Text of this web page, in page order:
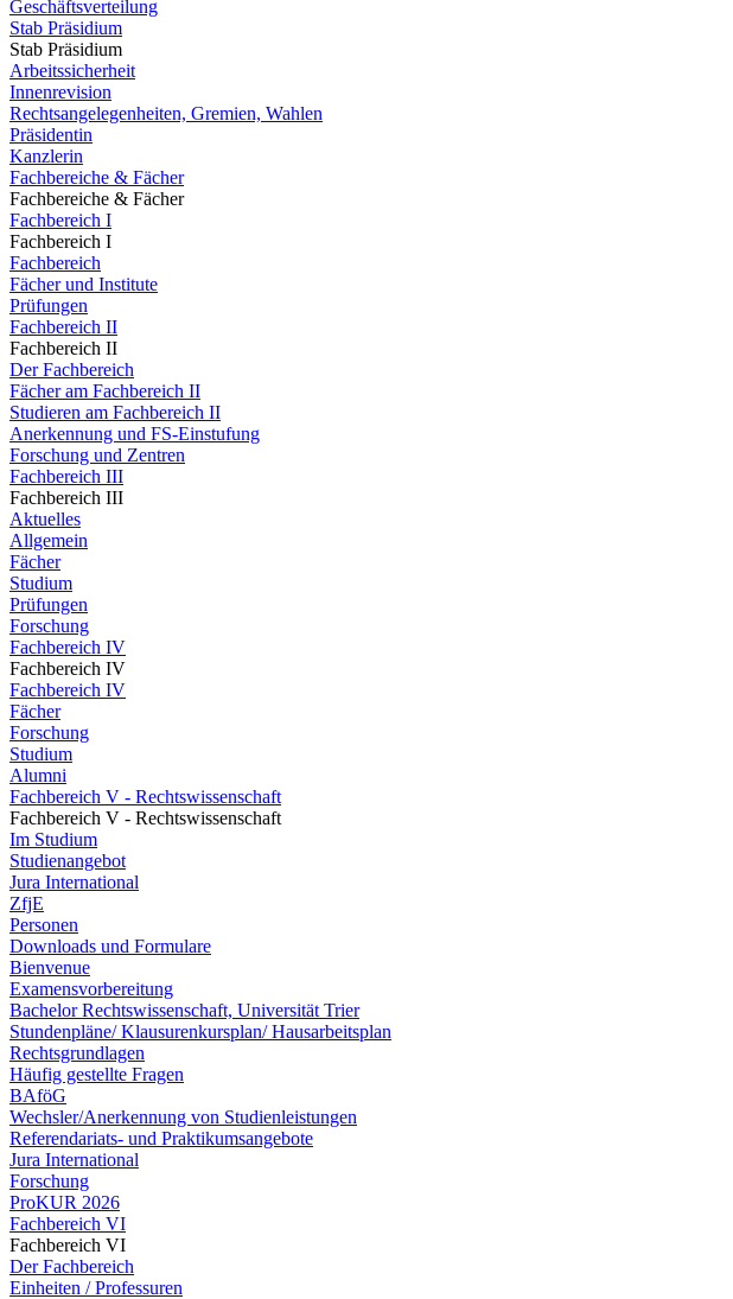
Geschäftsverteilung
Stab Präsidium
Stab Präsidium
Arbeitssicherheit
Innenrevision
Rechtsangelegenheiten, Gremien, Wahlen
Präsidentin
Kanzlerin
Fachbereiche & Fächer
Fachbereiche & Fächer
Fachbereich I
Fachbereich I
Fachbereich
Fächer und Institute
Prüfungen
Fachbereich II
Fachbereich II
Der Fachbereich
Fächer am Fachbereich II
Studieren am Fachbereich II
Anerkennung und FS-Einstufung
Forschung und Zentren
Fachbereich III
Fachbereich III
Aktuelles
Allgemein
Fächer
Studium
Prüfungen
Forschung
Fachbereich IV
Fachbereich IV
Fachbereich IV
Fächer
Forschung
Studium
Alumni
Fachbereich V - Rechtswissenschaft
Fachbereich V - Rechtswissenschaft
Im Studium
Studienangebot
Jura International
ZfjE
Personen
Downloads und Formulare
Bienvenue
Examensvorbereitung
Bachelor Rechtswissenschaft, Universität Trier
Stundenpläne/ Klausurenkursplan/ Hausarbeitsplan
Rechtsgrundlagen
Häufig gestellte Fragen
BAföG
Wechsler/Anerkennung von Studienleistungen
Referendariats- und Praktikumsangebote
Jura International
Forschung
ProKUR 2026
Fachbereich VI
Fachbereich VI
Der Fachbereich
Einheiten / Professuren